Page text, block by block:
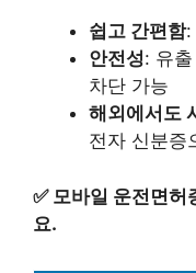
쉽고 간편함:
안전성: 유
차단 가능
해외에서도
전자 신분증
✅ 모바일 운전면허
요.